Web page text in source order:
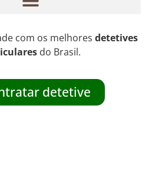
com os melhores detetives
do Brasil.
detetive